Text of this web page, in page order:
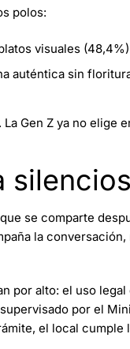
polos:
visuales
auténtica sin
Gen Z ya no
se comparte
la
por alto: el uso
por el
el local